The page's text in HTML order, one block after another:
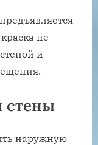
не
и
стены
наружную